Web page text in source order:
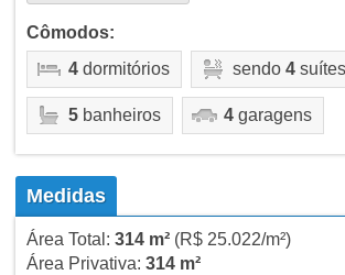
Cômodos:
4dormitórios sendo 4suítes
5banheiros 4garagens
Medidas
Área Total: 314 m²(R$ 25.022/m²)
Área Privativa: 314 m²